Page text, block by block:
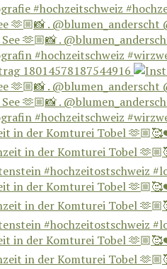
🫶🏼📸 . @blumen_anderscht
18014578187544916
🫶🏼📸 . @blumen_anderscht
in der Komturei Tobel
in der Komturei Tobel
in der Komturei Tobel